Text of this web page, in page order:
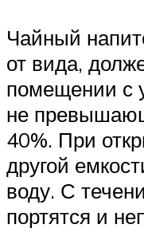
Чайный
от вида,
помещении с
не
40%. При
другой
воду. С
портятся и